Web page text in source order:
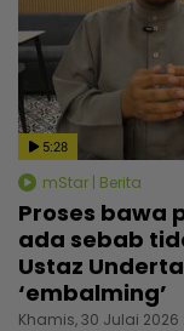
5:28
mStar | Berita
Proses bawa
ada sebab
Ustaz
‘embalming’
Khamis, 30 Julai 2026